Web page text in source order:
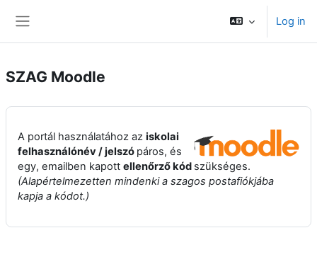
Log in
SZAG Moodle
A portál használatához az iskolai
felhasználónév / jelszó páros, és
egy, emailben kapott ellenőrző kód szükséges.
(Alapértelmezetten mindenki a szagos postafiókjába
kapja a kódot.)